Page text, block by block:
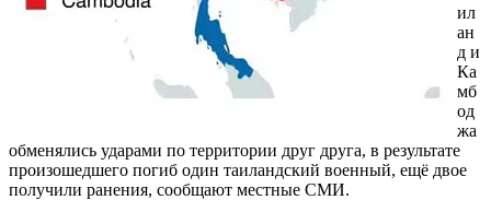
ил
ан
д и
Ка
мб
од
жа
обменялись ударами по территории друг друга, в результате
произошедшего погиб один таиландский военный, ещё двое
получили ранения, сообщают местные СМИ.